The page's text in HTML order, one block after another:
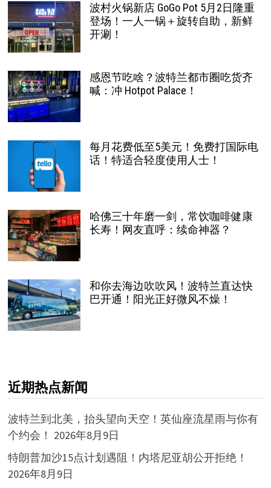
波村火锅新店 GoGo Pot 5月2日隆重
登场！一人一锅＋旋转自助，新鲜
开涮！
感恩节吃啥？波特兰都市圈吃货齐
喊：冲 Hotpot Palace！
每月花费低至5美元！免费打国际电
话！特适合轻度使用人士！
哈佛三十年磨一剑，常饮咖啡健康
长寿！网友直呼：续命神器？
和你去海边吹吹风！波特兰直达快
巴开通！阳光正好微风不燥！
近期热点新闻
波特兰到北美，抬头望向天空！英仙座流星雨与你有
个约会！ 2026年8月9日
特朗普加沙15点计划遇阻！内塔尼亚胡公开拒绝！
2026年8月9日